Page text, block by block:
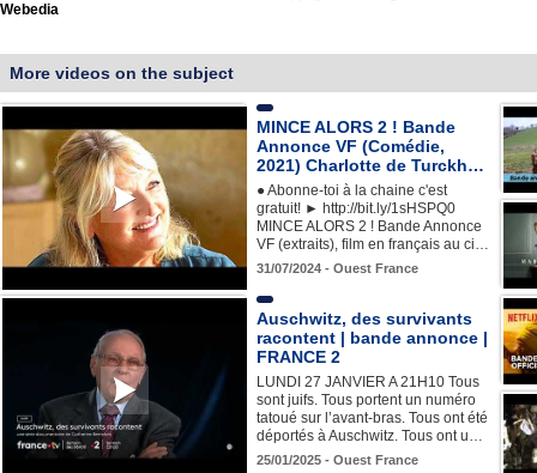
Webedia
More videos on the subject
MINCE ALORS 2 ! Bande
Annonce VF (Comédie,
2021) Charlotte de Turckh…
● Abonne-toi à la chaine c'est
gratuit! ► http://bit.ly/1sHSPQ0
MINCE ALORS 2 ! Bande Annonce
VF (extraits), film en français au ci…
31/07/2024 - Ouest France
Auschwitz, des survivants
racontent | bande annonce |
FRANCE 2
LUNDI 27 JANVIER A 21H10 Tous
sont juifs. Tous portent un numéro
tatoué sur l’avant-bras. Tous ont été
déportés à Auschwitz. Tous ont u…
25/01/2025 - Ouest France